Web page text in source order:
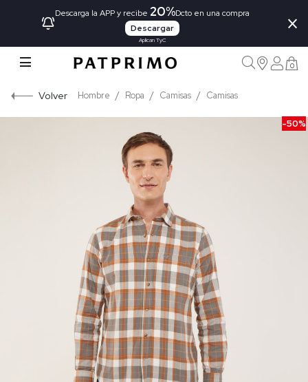
Descarga la APP y recibe 20%Dcto en una compra
Descargar
Aplican TyC
×
0
Volver Hombre Ropa Camisas Camisas
-50%